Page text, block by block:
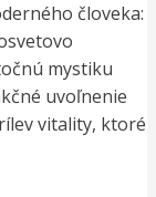
človeka:
mystiku
uvoľnenie
vitality, ktoré